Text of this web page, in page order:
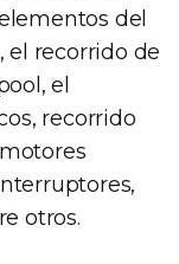
del
el recorrido de
el
recorrido
otros.